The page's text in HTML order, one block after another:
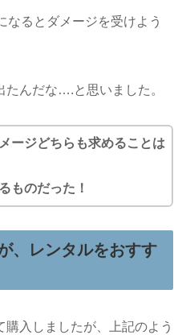
なるとダメージを受けよう
たんだな….と思いました。
ージどちらも求めることは
ものだった！
、レンタルをおすす
入しましたが、上記のよう